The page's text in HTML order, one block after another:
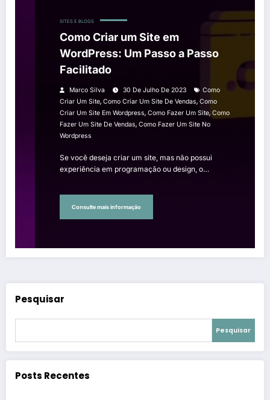
SITES E BLOGS
Como Criar um Site em
WordPress: Um Passo a Passo
Facilitado
Marco Silva 30 De Julho De 2023
Como
Criar Um Site, Como Criar Um Site De Vendas, Como
Criar Um Site Em Wordpress, Como Fazer Um Site, Como
Fazer Um Site De Vendas, Como Fazer Um Site No
Wordpress
Se você deseja criar um site, mas não possui
experiência em programação ou design, o…
Consulte mais informação
Pesquisar
Pesquisar
Posts Recentes